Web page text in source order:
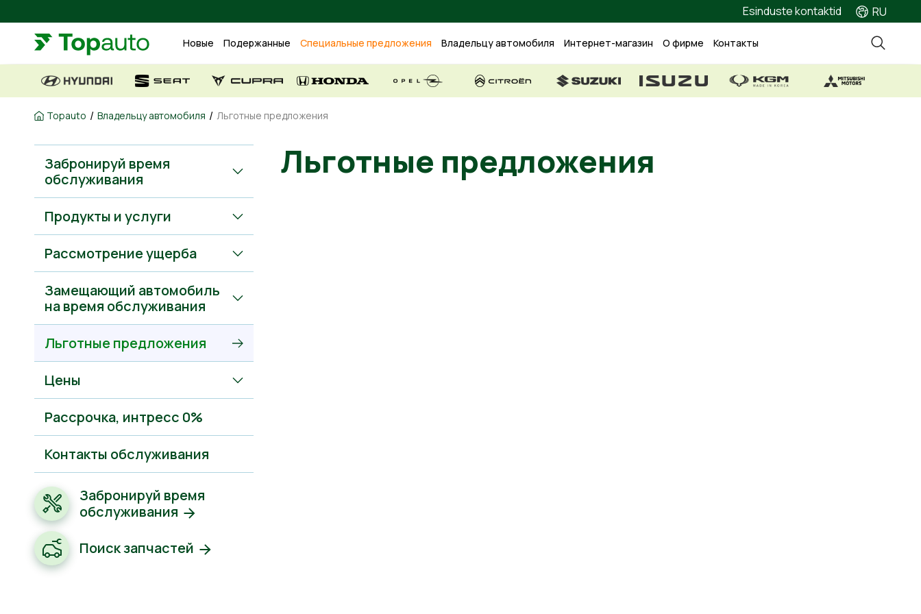
Esinduste kontaktid RU
Новые Подержанные Специальные предложения Владельцу автомобиля Интернет-магазин О фирме Контакты
Topauto / Владельцу автомобиля / Льготные предложения
Забронируй время
обслуживания
Продукты и услуги
Рассмотрение ущерба
Замещающий автомобиль
на время обслуживания
Льготные предложения
Цены
Рассрочкa, интресс 0%
Контакты обслуживания
Забронируй время
обслуживания
Поиск запчастей
Льготные предложения